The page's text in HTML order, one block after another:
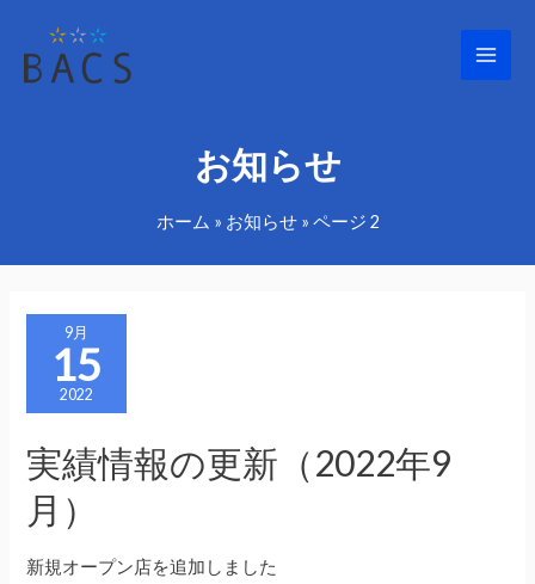
Main
お知らせ
ホーム » お知らせ» ページ 2
9月
15
2022
実績情報の更新（2022年9
月）
新規オープン店を追加しました